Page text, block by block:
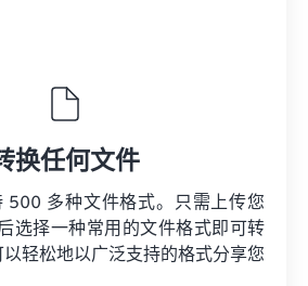
换任何文件
500 多种文件格式。只需上传您
选择一种常用的文件格式即可转
轻松地以广泛支持的格式分享您